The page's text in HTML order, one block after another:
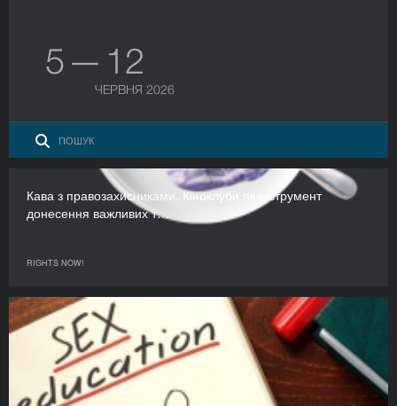
5 — 12
ЧЕРВНЯ 2026
Кава з правозахисниками. Кіноклуби як інструмент
донесення важливих т…
RIGHTS NOW!